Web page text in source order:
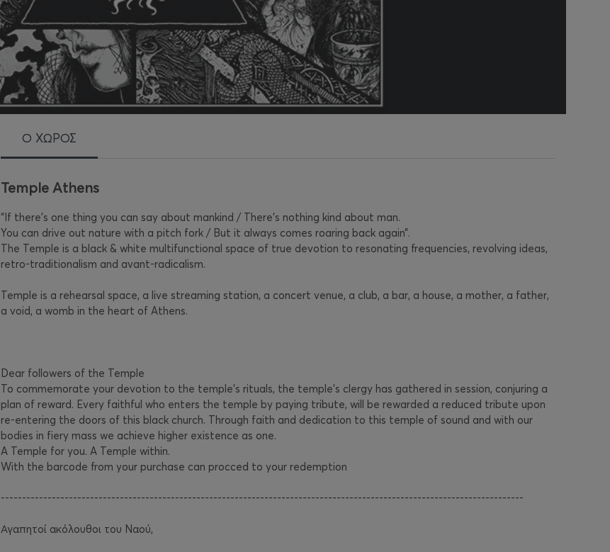
Ο ΧΩΡΟΣ
Temple Athens
“If there's one thing you can say about mankind / There's nothing kind about man.
You can drive out nature with a pitch fork / But it always comes roaring back again”.
The Temple is a black & white multifunctional space of true devotion to resonating frequencies, revolving ideas,
retro-traditionalism and avant-radicalism.
Temple is a rehearsal space, a live streaming station, a concert venue, a club, a bar, a house, a mother, a father,
a void, a womb in the heart of Athens.
Dear followers of the Temple
To commemorate your devotion to the temple’s rituals, the temple’s clergy has gathered in session, conjuring a
plan of reward. Every faithful who enters the temple by paying tribute, will be rewarded a reduced tribute upon
re-entering the doors of this black church. Through faith and dedication to this temple of sound and with our
bodies in fiery mass we achieve higher existence as one.
A Temple for you. A Temple within.
With the barcode from your purchase can procced to your redemption
---------------------------------------------------------------------------------------------------------------------------
Αγαπητοί ακόλουθοι του Ναού,